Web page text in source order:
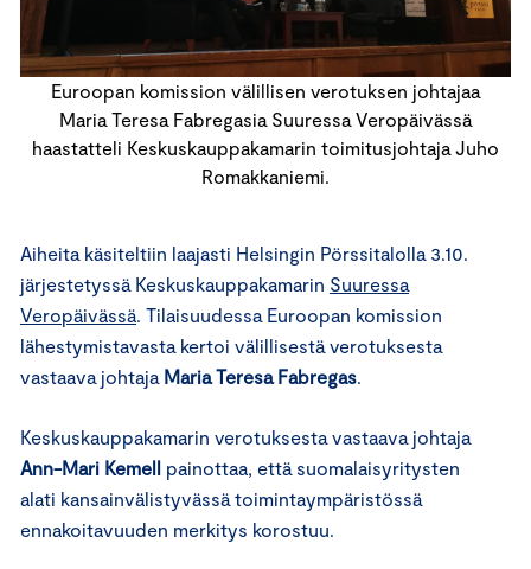
Euroopan komission välillisen verotuksen johtajaa
Maria Teresa Fabregasia Suuressa Veropäivässä
haastatteli Keskuskauppakamarin toimitusjohtaja Juho
Romakkaniemi.
Aiheita käsiteltiin laajasti Helsingin Pörssitalolla 3.10.
järjestetyssä Keskuskauppakamarin Suuressa
Veropäivässä . Tilaisuudessa Euroopan komission
lähestymistavasta kertoi välillisestä verotuksesta
vastaava johtaja Maria Teresa Fabregas
Keskuskauppakamarin verotuksesta vastaava johtaja
Ann-Mari Kemell painottaa, että suomalaisyritysten
alati kansainvälistyvässä toimintaympäristössä
ennakoitavuuden merkitys korostuu.